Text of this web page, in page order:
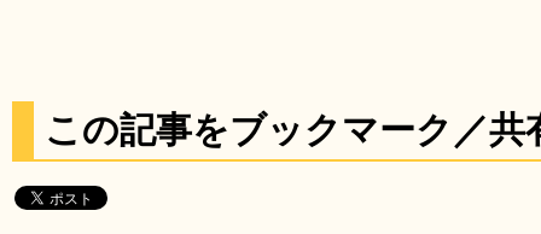
この記事をブックマーク／共